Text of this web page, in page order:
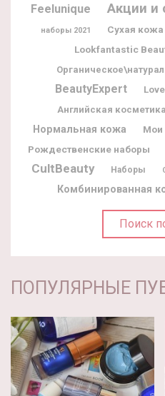
Feelunique Акции и
наборы 2021 Сухая кожа
Lookfantastic
BeautyExpert
Английская косметика
Нормальная кожа Мои
Рождественские наборы
CultBeauty Наборы
Комбинированная
Поиск
ПОПУЛЯРНЫЕ